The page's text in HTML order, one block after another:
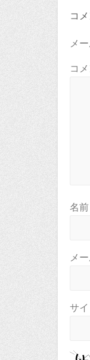
コ
メ
コ
名前
メ
サイ